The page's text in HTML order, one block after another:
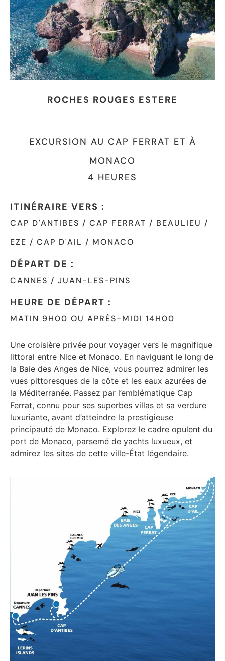
ROCHES ROUGES ESTERE
EXCURSION AU CAP FERRAT ET À
MONACO
4 HEURES
ITINÉRAIRE VERS :
CAP D'ANTIBES / CAP FERRAT / BEAULIEU /
EZE / CAP D'AIL / MONACO
DÉPART DE :
CANNES / JUAN-LES-PINS
HEURE DE DÉPART :
MATIN 9H00 OU APRÈS-MIDI 14H00
Une croisière privée pour voyager vers le magnifique
littoral entre Nice et Monaco. En naviguant le long de
la Baie des Anges de Nice, vous pourrez admirer les
vues pittoresques de la côte et les eaux azurées de
la Méditerranée. Passez par l’emblématique Cap
Ferrat, connu pour ses superbes villas et sa verdure
luxuriante, avant d’atteindre la prestigieuse
principauté de Monaco. Explorez le cadre opulent du
port de Monaco, parsemé de yachts luxueux, et
admirez les sites de cette ville-État légendaire.